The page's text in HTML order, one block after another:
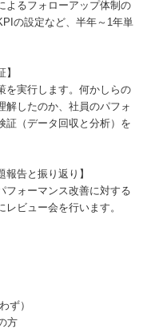
よるフォローアップ体制の
の設定など、半年～1年単
を実行します。何かしらの
解したのか、社員のパフォ
証（データ回収と分析）を
報告と振り返り】
フォーマンス改善に対する
ビュー会を行います。
ず）
方